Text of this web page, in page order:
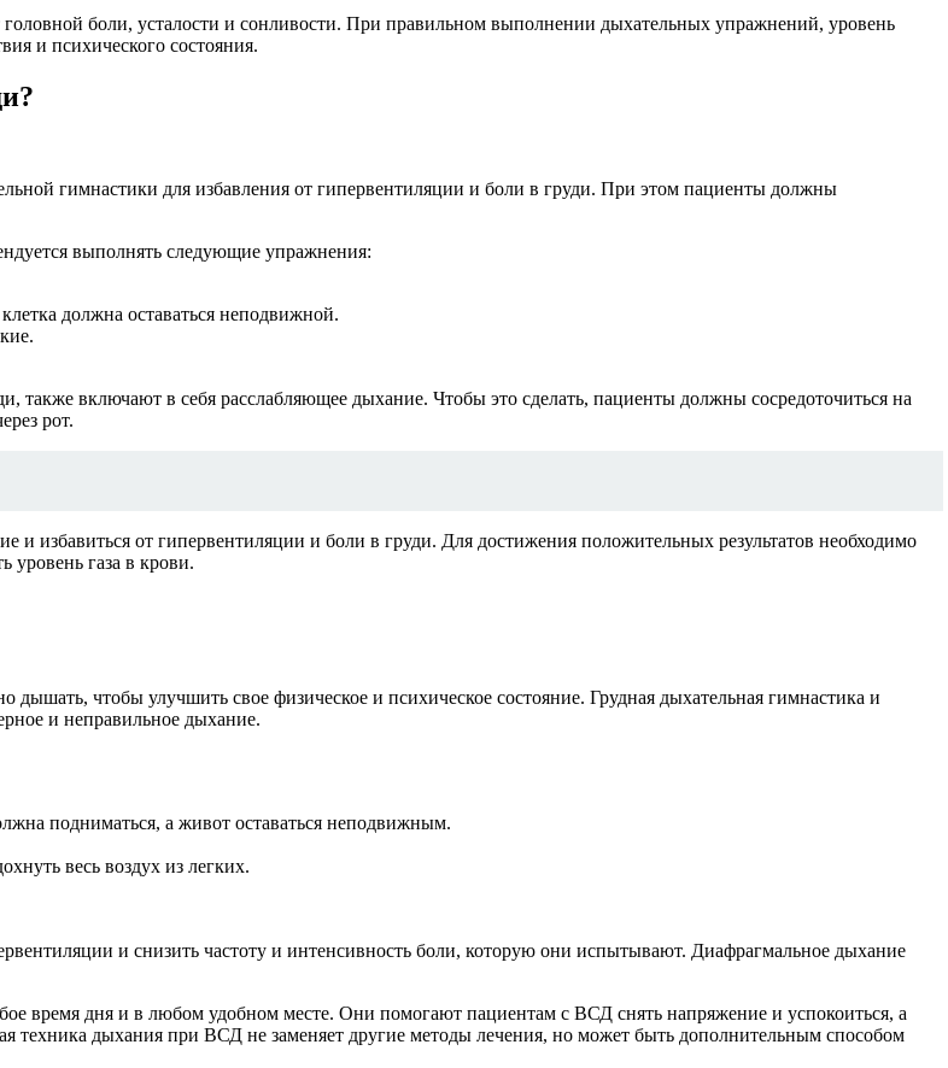
боли, усталости и сонливости. При правильном выполнении дыхательных упражнений, уровень
и психического состояния.
гимнастики для избавления от гипервентиляции и боли в груди. При этом пациенты должны
выполнять следующие упражнения:
должна оставаться неподвижной.
также включают в себя расслабляющее дыхание. Чтобы это сделать, пациенты должны сосредоточиться на
рот.
и избавиться от гипервентиляции и боли в груди. Для достижения положительных результатов необходимо
уровень газа в крови.
чтобы улучшить свое физическое и психическое состояние. Грудная дыхательная гимнастика и
и неправильное дыхание.
подниматься, а живот оставаться неподвижным.
весь воздух из легких.
и снизить частоту и интенсивность боли, которую они испытывают. Диафрагмальное дыхание
дня и в любом удобном месте. Они помогают пациентам с ВСД снять напряжение и успокоиться, а
техника дыхания при ВСД не заменяет другие методы лечения, но может быть дополнительным способом